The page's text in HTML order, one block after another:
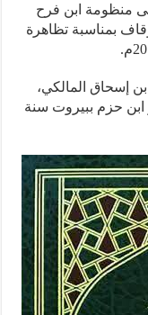
منظومة ابن فرح
بمناسبة تظاهرة
إسحاق المالكي،
ابن حزم ببيروت سنة